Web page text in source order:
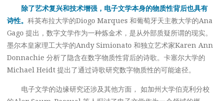
除了艺术复兴和技术增强，电子文学本身的物质性背后也具有
诗性。科英布拉大学的Diogo Marques 和葡萄牙天主教大学的Ana
Gago 提出，数字文学作为一种炼金术，是从外部质疑所谓的现实。
墨尔本皇家理工大学的Andy Simionato 和独立艺术家Karen Ann
Donnachie 分析了隐含在数字物质性背后的诗歌。卡塞尔大学的
Michael Heidt 提出了通过诗歌研究数字物质性的可能途径。
电子文学的边缘研究还涉及其他方面， 如加州大学伯克利分校